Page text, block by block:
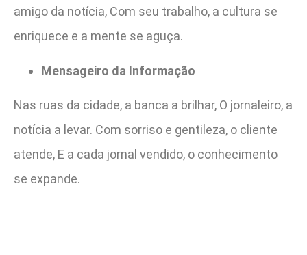
amigo da notícia, Com seu trabalho, a cultura se
enriquece e a mente se aguça.
Mensageiro da Informação
Nas ruas da cidade, a banca a brilhar, O jornaleiro, a
notícia a levar. Com sorriso e gentileza, o cliente
atende, E a cada jornal vendido, o conhecimento
se expande.